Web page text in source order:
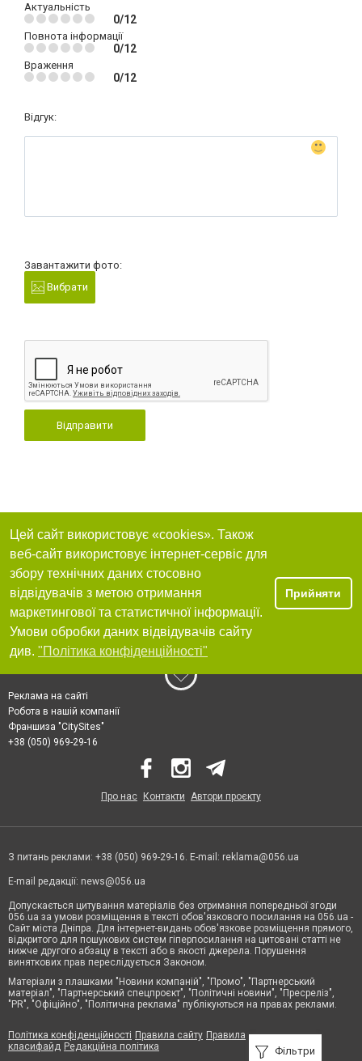
Актуальність
0/12
Повнота інформації
0/12
Враження
0/12
Відгук:
Завантажити фото:
Вибрати
Відправити
Фільтри
Цей сайт використовує «cookies». Також
веб-сайт використовує інтернет-сервіс для
збору технічних даних стосовно
відвідувачів з метою отримання
маркетингової та статистичної інформації.
Умови обробки даних відвідувачів сайту
див. "Політика конфіденційності"
Прийняти
Реклама на сайті
Робота в нашій компанії
Франшиза "CitySites"
+38 (050) 969-29-16
Про нас Контакти Автори проєкту
З питань реклами: +38 (050) 969-29-16. E-mail: reklama@056.ua
E-mail редакції: news@056.ua
Допускається цитування матеріалів без отримання попередньої згоди
056.ua за умови розміщення в тексті обов'язкового посилання на 056.ua -
Сайт міста Дніпра. Для інтернет-видань обов'язкове розміщення прямого,
відкритого для пошукових систем гіперпосилання на цитовані статті не
нижче другого абзацу в тексті або в якості джерела. Порушення
виняткових прав переслідується Законом.
Матеріали з плашками "Новини компаній", "Промо", "Партнерський
матеріал", "Партнерський спецпроєкт", "Політичні новини", "Пресреліз",
"PR", "Офіційно", "Політична реклама" публікуються на правах реклами.
Політика конфіденційності Правила сайту Правила
класифайд Редакційна політика